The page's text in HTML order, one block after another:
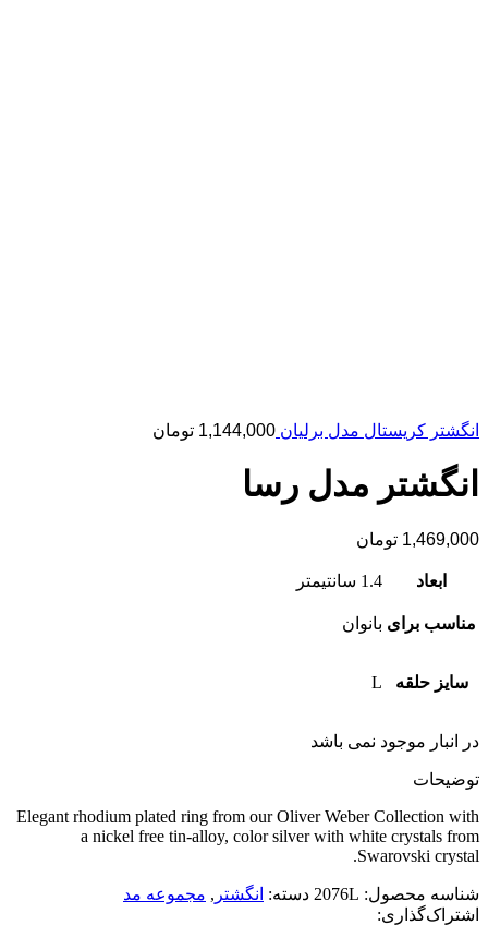
انگشتر کریستال مدل برلیان 1,144,000 تومان
انگشتر مدل رسا
1,469,000 تومان
ابعاد 1.4 سانتیمتر
مناسب برای بانوان
سایز حلقه L
در انبار موجود نمی باشد
توضیحات
Elegant rhodium plated ring from our Oliver Weber Collection with
a nickel free tin-alloy, color silver with white crystals from
Swarovski crystal.
شناسه محصول: 2076L دسته: انگشتر , مجموعه مد
اشتراک‌گذاری: